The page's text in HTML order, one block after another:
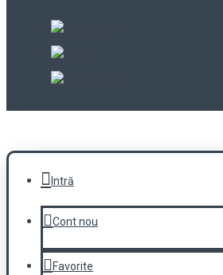
Intră
Cont nou
Favorite